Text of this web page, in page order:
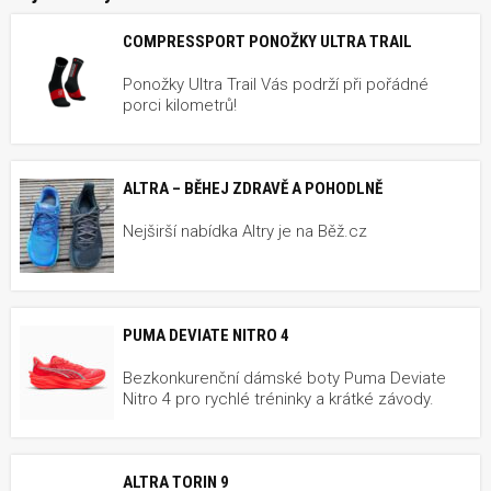
COMPRESSPORT PONOŽKY ULTRA TRAIL
Ponožky Ultra Trail Vás podrží při pořádné
porci kilometrů!
ALTRA – BĚHEJ ZDRAVĚ A POHODLNĚ
Nejširší nabídka Altry je na Běž.cz
PUMA DEVIATE NITRO 4
Bezkonkurenční dámské boty Puma Deviate
Nitro 4 pro rychlé tréninky a krátké závody.
ALTRA TORIN 9